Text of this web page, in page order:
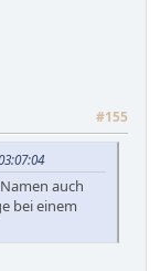
#155
auch
bei einem